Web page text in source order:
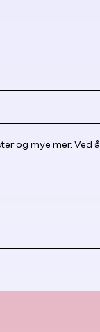
og mye mer. Ved å